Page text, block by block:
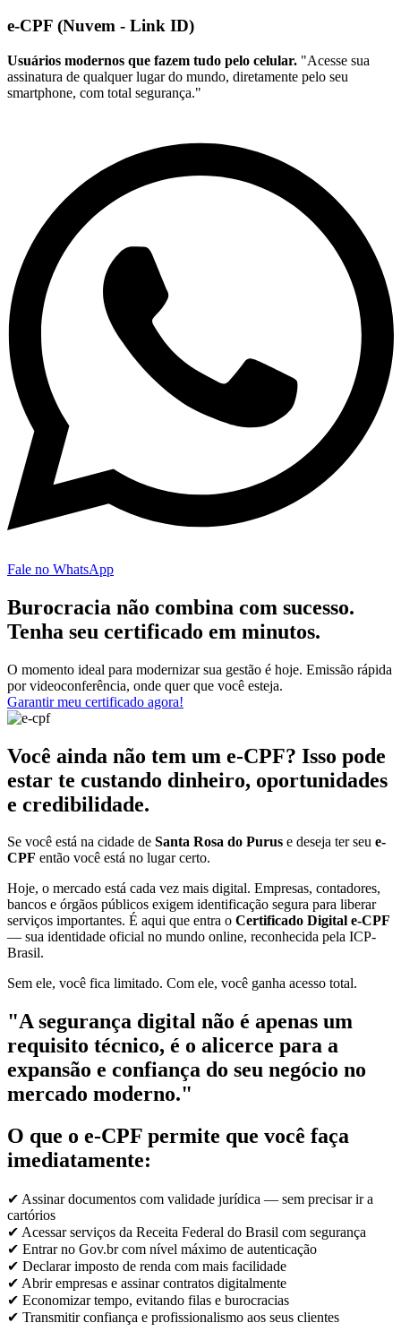
e-CPF (Nuvem - Link ID)
Usuários modernos que fazem tudo pelo celular. "Acesse sua
assinatura de qualquer lugar do mundo, diretamente pelo seu
smartphone, com total segurança."
Fale no WhatsApp
Burocracia não combina com sucesso.
Tenha seu certificado em minutos.
O momento ideal para modernizar sua gestão é hoje. Emissão rápida
por videoconferência, onde quer que você esteja.
Garantir meu certificado agora!
Você ainda não tem um e-CPF? Isso pode
estar te custando dinheiro, oportunidades
e credibilidade.
Se você está na cidade de Santa Rosa do Purus e deseja ter seu e-
CPF então você está no lugar certo.
Hoje, o mercado está cada vez mais digital. Empresas, contadores,
bancos e órgãos públicos exigem identificação segura para liberar
serviços importantes. É aqui que entra o Certificado Digital e-CPF
— sua identidade oficial no mundo online, reconhecida pela ICP-
Brasil.
Sem ele, você fica limitado. Com ele, você ganha acesso total.
"A segurança digital não é apenas um
requisito técnico, é o alicerce para a
expansão e confiança do seu negócio no
mercado moderno."
O que o e-CPF permite que você faça
imediatamente:
✔ Assinar documentos com validade jurídica — sem precisar ir a
cartórios
✔ Acessar serviços da Receita Federal do Brasil com segurança
✔ Entrar no Gov.br com nível máximo de autenticação
✔ Declarar imposto de renda com mais facilidade
✔ Abrir empresas e assinar contratos digitalmente
✔ Economizar tempo, evitando filas e burocracias
✔ Transmitir confiança e profissionalismo aos seus clientes